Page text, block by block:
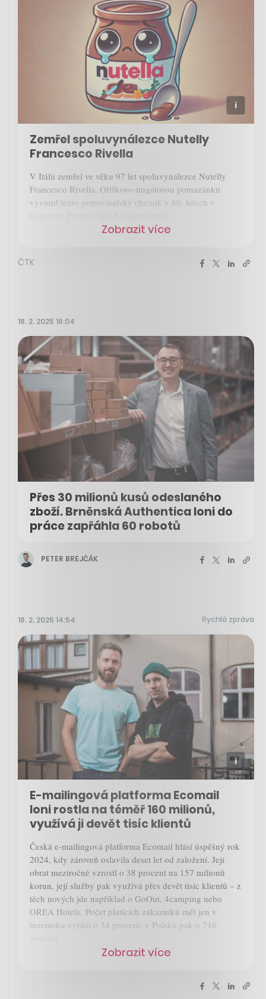
Zemřel spoluvynálezce Nutelly
Francesco Rivella
V Itálii zemřel ve věku 97 let spoluvynálezce Nutelly
Francesco Rivella. Oříškovo-nugátovou pomazánku
vyvinul tento potravinářský chemik v 60. letech v
Zobrazit více
ČTK
18. 2. 2025 16:04
Přes 30 milionů kusů odeslaného
zboží. Brněnská Authentica loni do
práce zapřáhla 60 robotů
PETER BREJČÁK
18. 2. 2025 14:54 Rychlá zpráva
E-mailingová platforma Ecomail
loni rostla na téměř 160 milionů,
využívá ji devět tisíc klientů
Česká e-mailingová platforma Ecomail hlásí úspěšný rok
2024, kdy zároveň oslavila deset let od založení. Její
obrat meziročně vzrostl o 38 procent na 157 milionů
korun, její služby pak využívá přes devět tisíc klientů – z
těch nových jde například o GoOut, 4camping nebo
OREA Hotels. Počet platících zákazníků měl jen v
tuzemsku vyrůst o 34 procent, v Polsku pak o 716
Zobrazit více